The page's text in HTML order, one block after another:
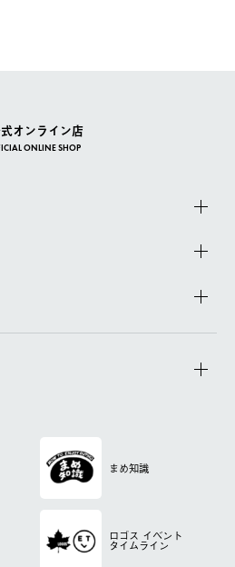
。
だき、ご希望商品を再注文してくだ
オンライン店
ONLINE SHOP
まめ知識
ロゴス イベント
タイムライン